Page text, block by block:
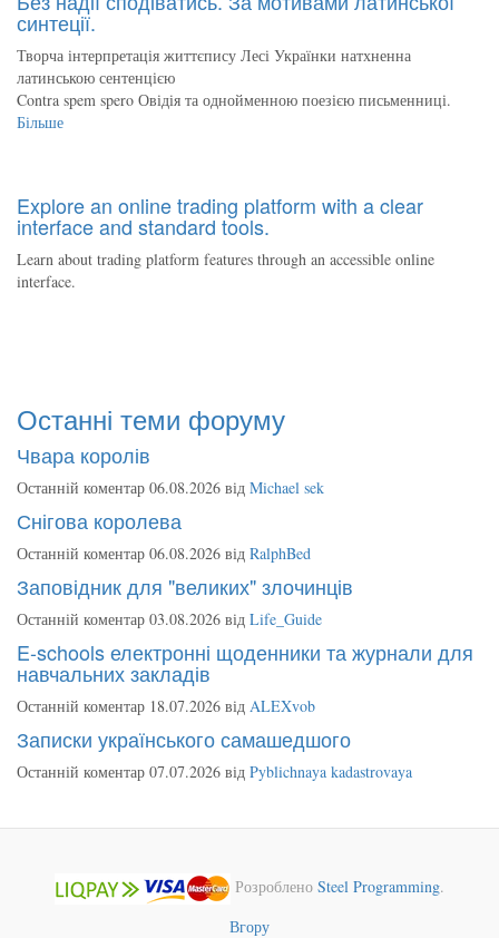
синтеції.
Творча інтерпретація життєпису Лесі Українки натхненна
латинською сентенцією
Contra spem spero Овідія та однойменною поезією письменниці.
Більше
Explore an online trading platform with a clear
interface and standard tools.
Learn about trading platform features through an accessible online
interface.
Останні теми форуму
Чвара королів
Останній коментар 06.08.2026 від Michael sek
Снігова королева
Останній коментар 06.08.2026 від RalphBed
Заповідник для "великих" злочинців
Останній коментар 03.08.2026 від Life_Guide
E-schools електронні щоденники та журнали для
навчальних закладів
Останній коментар 18.07.2026 від ALEXvob
Записки українського самашедшого
Останній коментар 07.07.2026 від Pyblichnaya kadastrovaya
Розроблено Steel Programming.
Вгору